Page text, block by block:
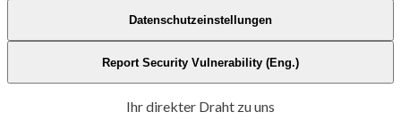
Datenschutzeinstellungen
Report Security Vulnerability (Eng.)
Ihr direkter Draht zu uns